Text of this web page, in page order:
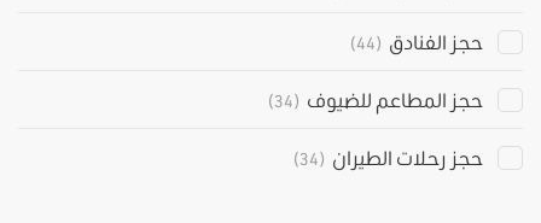
حجز الفنادق (44)
حجز المطاعم للضيوف (34)
حجز رحلات الطيران (34)